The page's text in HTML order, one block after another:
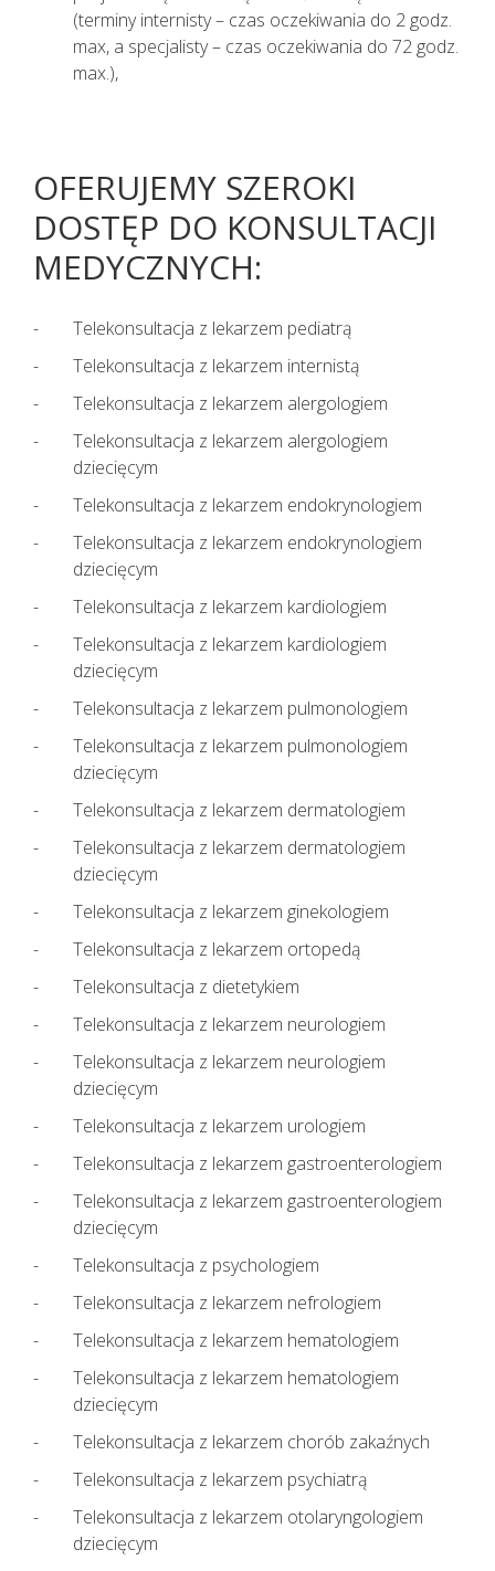
(terminy internisty – czas oczekiwania do 2 godz.
max, a specjalisty – czas oczekiwania do 72 godz.
max.),
OFERUJEMY SZEROKI
DOSTĘP DO KONSULTACJI
MEDYCZNYCH:
Telekonsultacja z lekarzem pediatrą
Telekonsultacja z lekarzem internistą
Telekonsultacja z lekarzem alergologiem
Telekonsultacja z lekarzem alergologiem
dziecięcym
Telekonsultacja z lekarzem endokrynologiem
Telekonsultacja z lekarzem endokrynologiem
dziecięcym
Telekonsultacja z lekarzem kardiologiem
Telekonsultacja z lekarzem kardiologiem
dziecięcym
Telekonsultacja z lekarzem pulmonologiem
Telekonsultacja z lekarzem pulmonologiem
dziecięcym
Telekonsultacja z lekarzem dermatologiem
Telekonsultacja z lekarzem dermatologiem
dziecięcym
Telekonsultacja z lekarzem ginekologiem
Telekonsultacja z lekarzem ortopedą
Telekonsultacja z dietetykiem
Telekonsultacja z lekarzem neurologiem
Telekonsultacja z lekarzem neurologiem
dziecięcym
Telekonsultacja z lekarzem urologiem
Telekonsultacja z lekarzem gastroenterologiem
Telekonsultacja z lekarzem gastroenterologiem
dziecięcym
Telekonsultacja z psychologiem
Telekonsultacja z lekarzem nefrologiem
Telekonsultacja z lekarzem hematologiem
Telekonsultacja z lekarzem hematologiem
dziecięcym
Telekonsultacja z lekarzem chorób zakaźnych
Telekonsultacja z lekarzem psychiatrą
Telekonsultacja z lekarzem otolaryngologiem
dziecięcym